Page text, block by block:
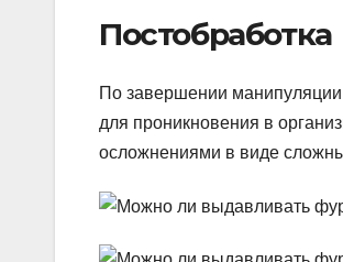
Постобработка
По завершении манипуляции
для проникновения в
осложнениями в виде